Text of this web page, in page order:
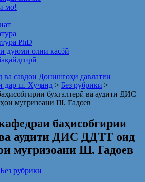
мо!
PhD
дуюми олии касбӣ
ва савдои Донишгоҳи давлатии
дар ш. Хуҷанд > Без рубрики >
бухгалтерӣ ва аудити ДИС
муғризоани Ш. Гадоев
баҳисобгирии
ва аудити ДИС ДДТТ оид
муғризоани Ш. Гадоев
Без рубрики